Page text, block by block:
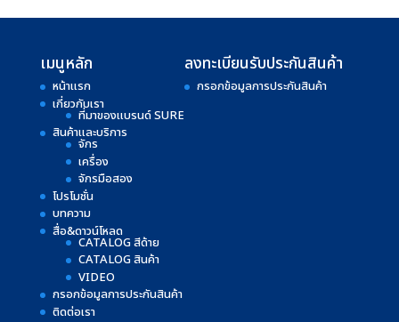
เมนูหลัก
หน้าแรก
เกี่ยวกับเรา
ที่มาของแบรนด์ SURE
สินค้าและบริการ
จักร
เครื่อง
จักรมือสอง
โปรโมชั่น
บทความ
สื่อ&ดาวน์โหลด
CATALOG สีด้าย
CATALOG สินค้า
VIDEO
กรอกข้อมูลการประกันสินค้า
ติดต่อเรา
ลงทะเบียนรับประกันสินค้า
กรอกข้อมูลการประกันสินค้า